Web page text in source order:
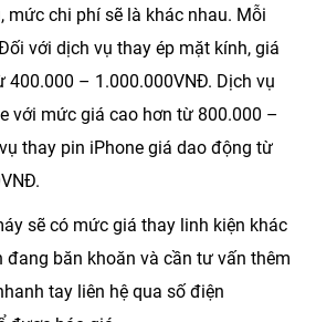
mức chi phí sẽ là khác nhau. Mỗi
với dịch vụ thay ép mặt kính, giá
400.000 – 1.000.000VNĐ. Dịch vụ
với mức giá cao hơn từ 800.000 –
thay pin iPhone giá dao động từ
sẽ có mức giá thay linh kiện khác
đang băn khoăn và cần tư vấn thêm
tay liên hệ qua số điện